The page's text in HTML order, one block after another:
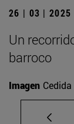
26 | 03 | 2025
Un
barroco
Imagen Cedida